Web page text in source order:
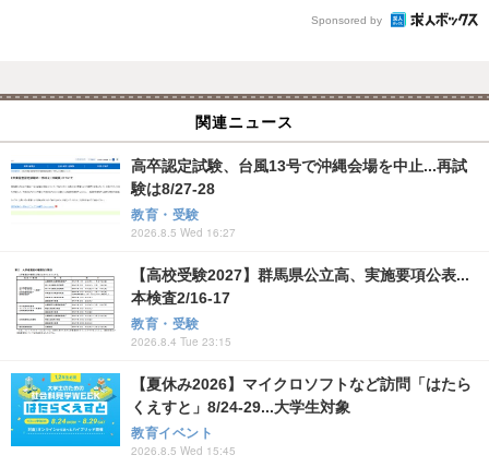
Sponsored by
関連ニュース
高卒認定試験、台風13号で沖縄会場を中止...再試
験は8/27-28
教育・受験
2026.8.5 Wed 16:27
【高校受験2027】群馬県公立高、実施要項公表...
本検査2/16-17
教育・受験
2026.8.4 Tue 23:15
【夏休み2026】マイクロソフトなど訪問「はたら
くえすと」8/24-29...大学生対象
教育イベント
2026.8.5 Wed 15:45